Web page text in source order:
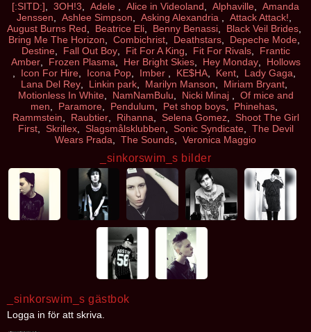
[:SITD:] 3OH!3 Adele Alice in Videoland Alphaville
Amanda
Jenssen
Ashlee Simpson Asking Alexandria Attack Attack!
August Burns Red
Beatrice Eli Benny Benassi Black Veil Brides
Bring Me The Horizon
Combichrist Deathstars Depeche Mode
Destine, Fall Out Boy, Fit For A King Fit For Rivals, Frantic
Amber, Frozen Plasma Her Bright Skies, Hey Monday, Hollows
Icon For Hire Icona Pop Imber KE$HA Kent Lady Gaga
Lana Del Rey
Linkin park Marilyn Manson Miriam Bryant
Motionless In White, NamNamBulu Nicki Minaj
Of mice and
men
Paramore Pendulum Pet shop boys Phinehas
Rammstein
Raubtier, Rihanna Selena Gomez, Shoot The Girl
First, Skrillex, Slagsmålsklubben Sonic Syndicate, The Devil
Wears Prada
The Sounds Veronica Maggio
_sinkorswim_s bilder
_sinkorswim_s gästbok
Logga in för att skriva.